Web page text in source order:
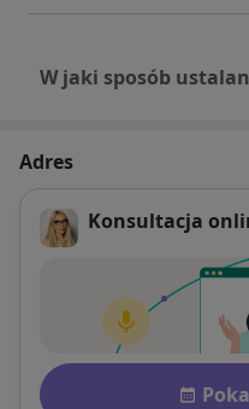
W jaki sposób
Adres
Konsultacja
Dostępność